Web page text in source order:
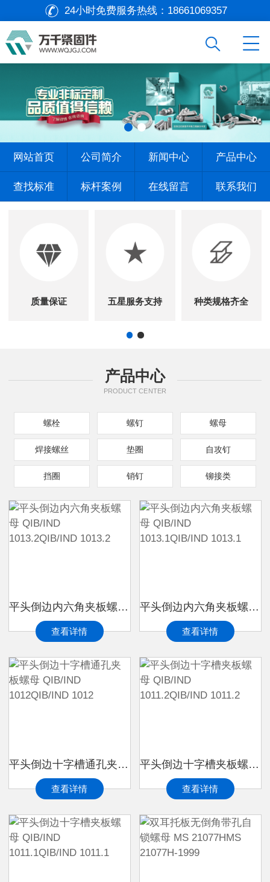
24小时免费服务热线： 18661069357
网站首页 公司简介 新闻中心 产品中心
查找标准 标杆案例 在线留言 联系我们
质量保证 五星服务支持 种类规格齐全
产品中心
PRODUCT CENTER
螺栓 螺钉 螺母
焊接螺丝 垫圈 自攻钉
挡圈 销钉 铆接类
平头倒边内六角夹板螺母 QIB/IND 1013.2QIB/IND 1013.2
查看详情
平头倒边内六角夹板螺母 QIB/IND 1013.1QIB/IND 1013.1
查看详情
平头倒边十字槽通孔夹板螺母 QIB/IND 1012QIB/IND 1012
查看详情
平头倒边十字槽夹板螺母 QIB/IND 1011.2QIB/IND 1011.2
查看详情